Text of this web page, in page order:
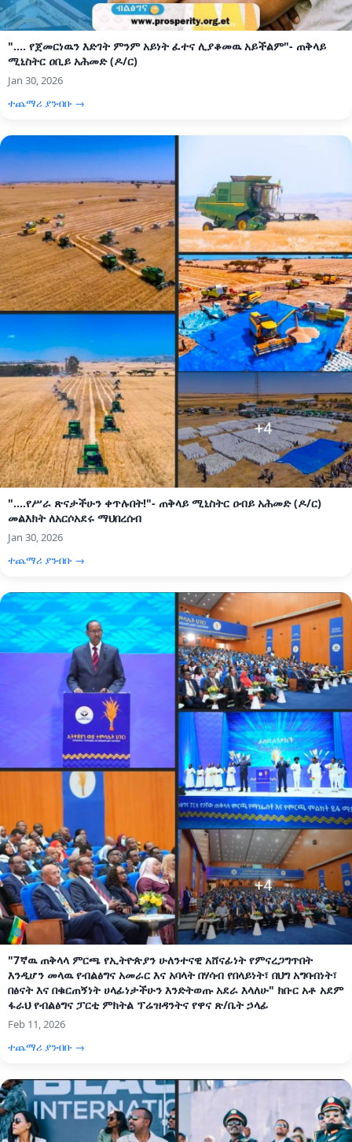
".... የጀመርነዉን እድገት ምንም አይነት ፈተና ሊያቆመዉ አይችልም"- ጠቅላይ
ሚኒስትር ዐቢይ አሕመድ (ዶ/ር)
Jan 30, 2026
ተጨማሪ ያንብቡ →
"....የሥራ ጽናታችሁን ቀጥሉበት!"- ጠቅላይ ሚኒስትር ዐብይ አሕመድ (ዶ/ር)
መልእክት ለአርሶአደሩ ማህበረሰብ
Jan 30, 2026
ተጨማሪ ያንብቡ →
"7ኛዉ ጠቅላላ ምርጫ የኢትዮጵያን ሁለንተናዊ አሸናፊነት የምናረጋግጥበት
እንዲሆን መላዉ የብልፅግና አመራር እና አባላት በሃሳብ የበላይነት፣ በህግ አግባብነት፣
በፅናት እና በቁርጠኝነት ሀላፊነታችሁን እንድትወጡ አደራ እላለሁ" ክቡር አቶ አደም
ፋራህ የብልፅግና ፓርቲ ምክትል ፕሬዝዳንትና የዋና ጽ/ቤት ኃላፊ
Feb 11, 2026
ተጨማሪ ያንብቡ →